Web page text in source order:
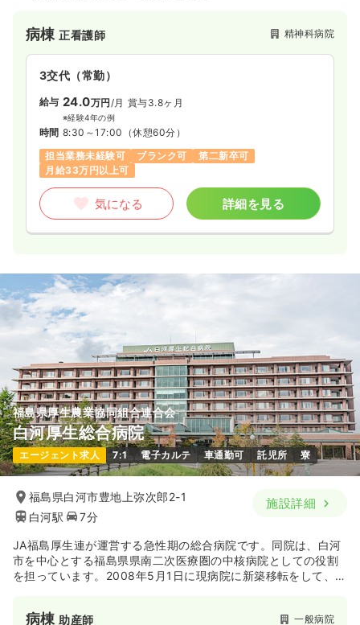
病棟正看護師 精神科病院
3交代（常勤）
給与 24.0万円 /月 賞与3.8ヶ月
※経験4年の例
時間 8:30～17:00 （休憩60分）
担当業務未経験可
ブランク可
第二新卒可
月給33万円以上可
気になる 詳細を見る
福島県厚生農業協同組合連合会
白河厚生総合病院
エージェント求人 7:1 電子カルテ 車通勤可 託児所 寮
福島県白河市豊地上弥次郎2-1
白河駅
7分
施設詳細
JA福島厚生連が運営する急性期の総合病院です。同院は、白河
市を中心とする福島県県南二次医療圏の中核病院としての役割
を担っています。2008年5月1日に現病院に新築移転をして、医
診療にも力を入れており、2010年2月には、がん診療連携拠点
病棟助産師 一般病院